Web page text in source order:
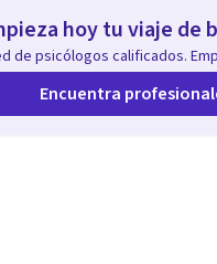
hoy tu viaje de
de psicólogos calificados.
Encuentra